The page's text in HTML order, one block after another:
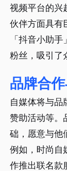
视频平台的兴
伙伴方面具有
「抖音小助
粉丝，吸引了
品牌合
自媒体将与品
赞助活动等。
础，愿意与他
例如，时尚自
作推出联名款